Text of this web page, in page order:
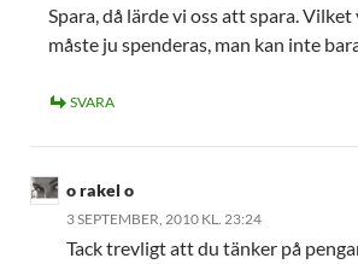
Spara, då lärde vi oss att spara.
måste ju spenderas, man kan inte
SVARA
o rakel o
3 SEPTEMBER, 2010 KL. 23:24
Tack trevligt att du tänker på